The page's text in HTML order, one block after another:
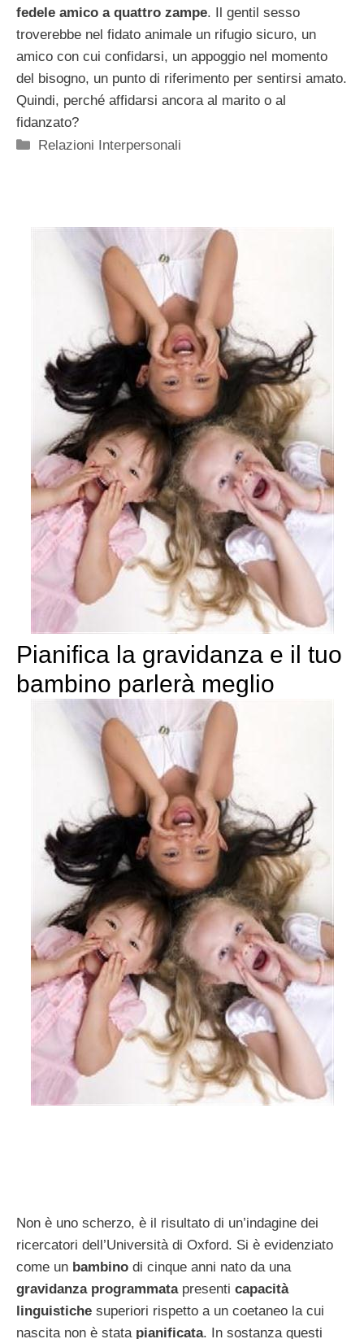
fedele amico a quattro zampe. Il gentil sesso
troverebbe nel fidato animale un rifugio sicuro, un
amico con cui confidarsi, un appoggio nel momento
del bisogno, un punto di riferimento per sentirsi amato.
Quindi, perché affidarsi ancora al marito o al
fidanzato?
Categorie
Relazioni Interpersonali
Pianifica la gravidanza e il tuo
bambino parlerà meglio
Non è uno scherzo, è il risultato di un’indagine dei
ricercatori dell’Università di Oxford. Si è evidenziato
come un bambino di cinque anni nato da una
gravidanza programmatapresenti capacità
linguistiche superiori rispetto a un coetaneo la cui
nascita non è stata pianificata. In sostanza questi